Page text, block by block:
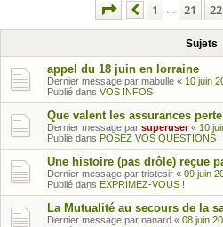
Page 25 sur 25
Précédent
1 21 22
Sujets
appel du 18 juin en lorraine
Dernier message par mabulle « 10 juin
Publié dans VOS INFOS
Que valent les assurances
Dernier message par superuser« 10
Publié dans POSEZ VOS QUESTIONS
Une histoire (pas drôle) reçue
Dernier message par tristesir « 09 juin
Publié dans EXPRIMEZ-VOUS !
La Mutualité au secours de la
Dernier message par nanard « 08 juin